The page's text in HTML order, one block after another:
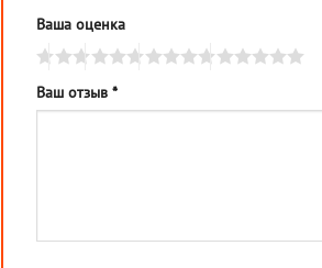
Ваша оценка
Ваш отзыв *